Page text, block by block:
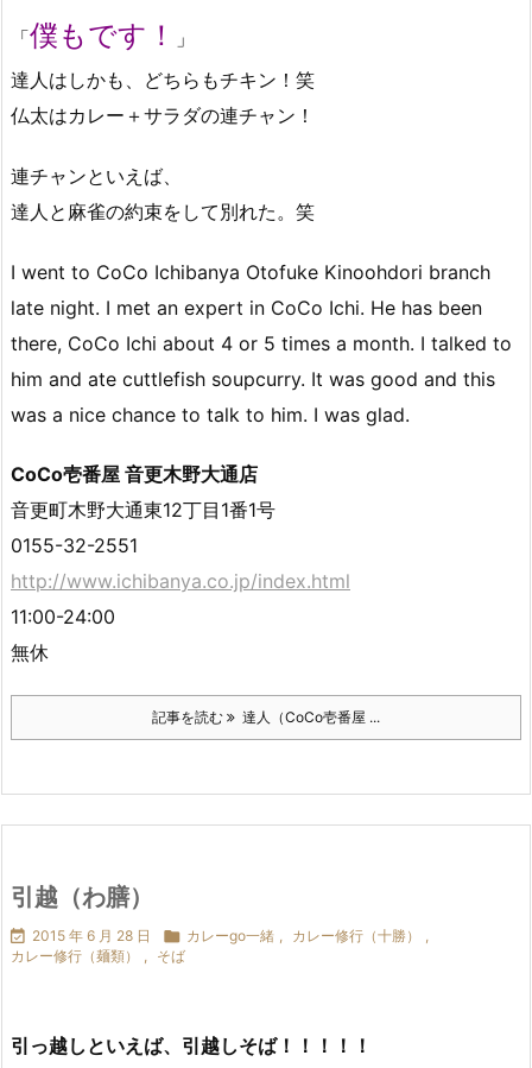
「僕もです！
」
達人はしかも、どちらもチキン！笑
仏太はカレー＋サラダの連チャン！
連チャンといえば、
達人と麻雀の約束をして別れた。笑
I went to CoCo Ichibanya Otofuke Kinoohdori branch
late night. I met an expert in CoCo Ichi. He has been
there, CoCo Ichi about 4 or 5 times a month. I talked to
him and ate cuttlefish soupcurry. It was good and this
was a nice chance to talk to him. I was glad.
CoCo壱番屋 音更木野大通店
音更町木野大通東12丁目1番1号
0155-32-2551
http://www.ichibanya.co.jp/index.html
11:00-24:00
無休
記事を読む 達人（CoCo壱番屋 ...
引越（わ膳）
 2015 年 6 月 28 日  カレーgo一緒 , カレー修行（十勝）
,
カレー修行（麺類）
, そば
引っ越しといえば、引越しそば！！！！！